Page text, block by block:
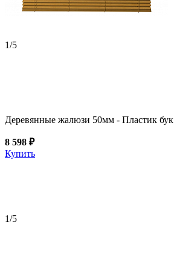
1/5
Деревянные жалюзи 50мм - Пластик бук
8 598 ₽
Купить
1/5